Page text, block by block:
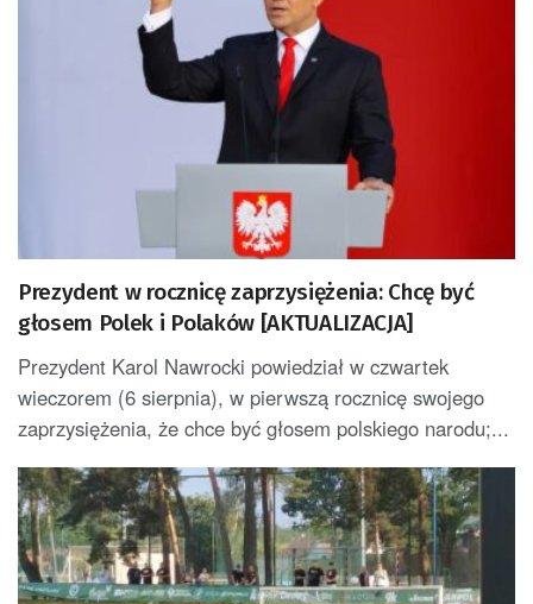
Prezydent w rocznicę zaprzysiężenia: Chcę być
głosem Polek i Polaków [AKTUALIZACJA]
Prezydent Karol Nawrocki powiedział w czwartek
wieczorem (6 sierpnia), w pierwszą rocznicę swojego
zaprzysiężenia, że chce być głosem polskiego narodu;...